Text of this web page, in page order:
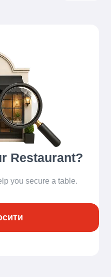
Restaurant?
you secure a table.